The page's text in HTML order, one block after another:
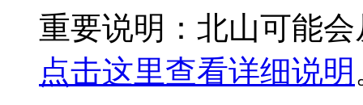
重要说明：北山可能
点击这里查看详细说明